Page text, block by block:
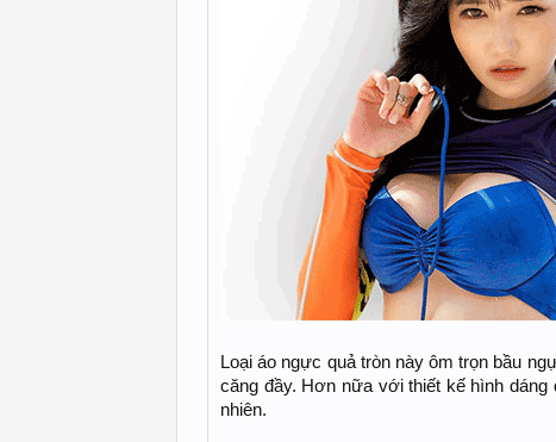
Loại áo ngực quả tròn này ôm trọn bầu
căng đầy. Hơn nữa với thiết kế hình
nhiên.